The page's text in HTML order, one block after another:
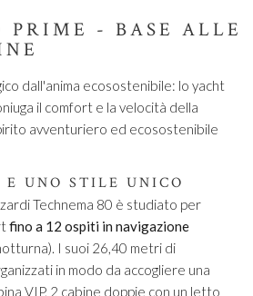
PRIME - BASE ALLE
dall'anima ecosostenibile: lo yacht
il comfort e la velocità della
avventuriero ed ecosostenibile
E UNO STILE UNICO
Technema 80 è studiato per
fino a 12 ospiti in navigazione
I suoi 26,40 metri di
in modo da accogliere una
VIP, 2 cabine doppie con un letto